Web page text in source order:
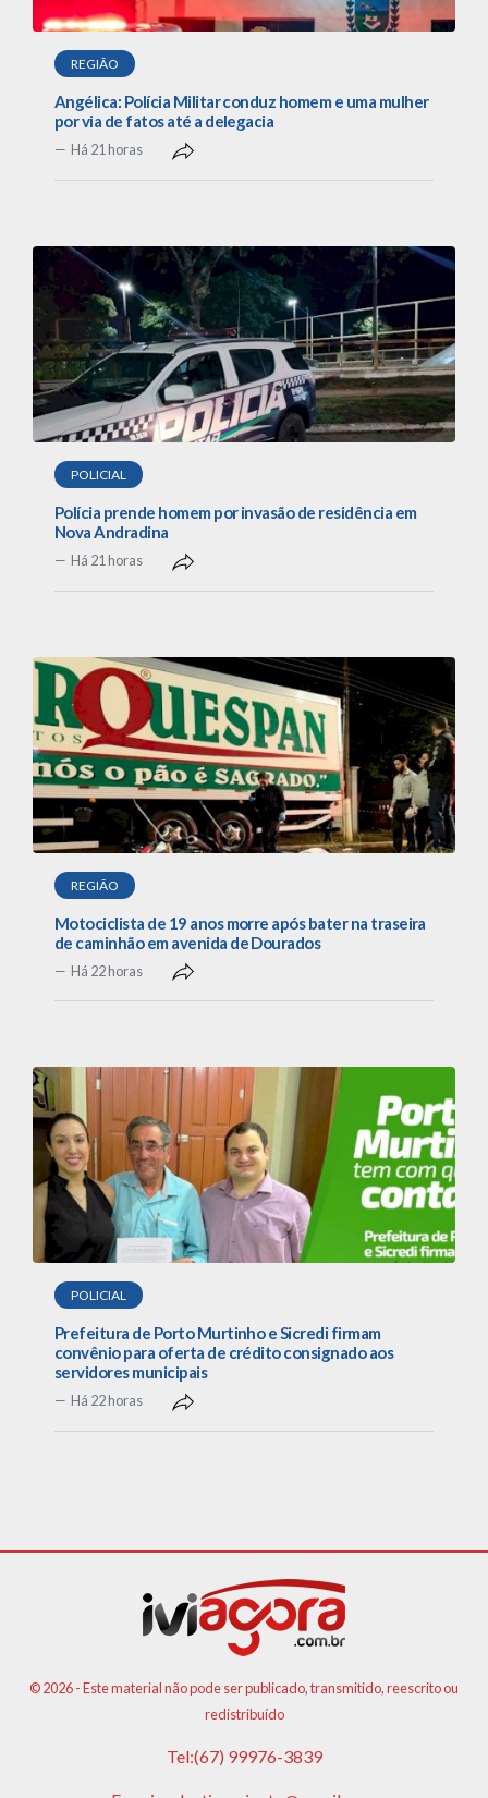
REGIÃO
Angélica: Polícia Militar conduz homem e uma mulher
por via de fatos até a delegacia
Há 21 horas
POLICIAL
Polícia prende homem por invasão de residência em
Nova Andradina
Há 21 horas
REGIÃO
Motociclista de 19 anos morre após bater na traseira
de caminhão em avenida de Dourados
Há 22 horas
POLICIAL
Prefeitura de Porto Murtinho e Sicredi firmam
convênio para oferta de crédito consignado aos
servidores municipais
Há 22 horas
© 2026 - Este material não pode ser publicado, transmitido, reescrito ou
redistribuído
Tel:(67) 99976-3839